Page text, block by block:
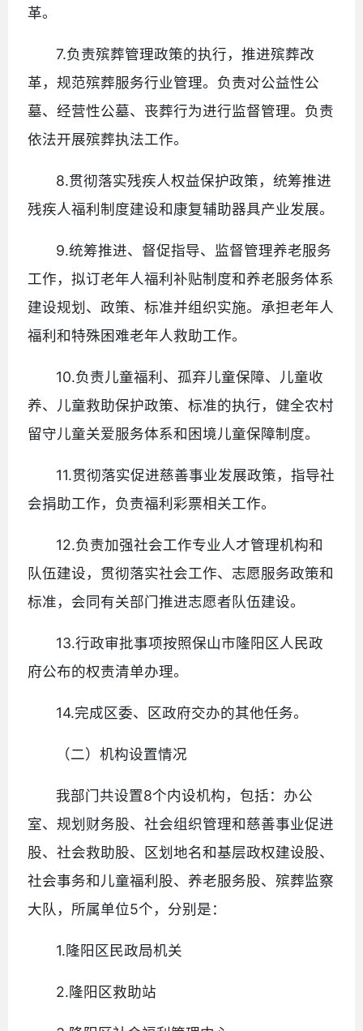
革。
7.负责殡葬管理政策的执行，推进殡葬改
革，规范殡葬服务行业管理。负责对公益性公
墓、经营性公墓、丧葬行为进行监督管理。负责
依法开展殡葬执法工作。
8.贯彻落实残疾人权益保护政策，统筹推进
残疾人福利制度建设和康复辅助器具产业发展。
9.统筹推进、督促指导、监督管理养老服务
工作，拟订老年人福利补贴制度和养老服务体系
建设规划、政策、标准并组织实施。承担老年人
福利和特殊困难老年人救助工作。
10.负责儿童福利、孤弃儿童保障、儿童收
养、儿童救助保护政策、标准的执行，健全农村
留守儿童关爱服务体系和困境儿童保障制度。
11.贯彻落实促进慈善事业发展政策，指导社
会捐助工作，负责福利彩票相关工作。
12.负责加强社会工作专业人才管理机构和
队伍建设，贯彻落实社会工作、志愿服务政策和
标准，会同有关部门推进志愿者队伍建设。
13.行政审批事项按照保山市隆阳区人民政
府公布的权责清单办理。
14.完成区委、区政府交办的其他任务。
（二）机构设置情况
我部门共设置8个内设机构，包括：办公
室、规划财务股、社会组织管理和慈善事业促进
股、社会救助股、区划地名和基层政权建设股、
社会事务和儿童福利股、养老服务股、殡葬监察
大队，所属单位5个，分别是：
1.隆阳区民政局机关
2.隆阳区救助站